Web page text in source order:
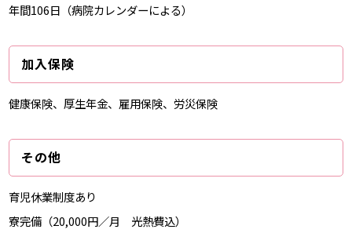
年間106日（病院カレンダーによる）
加入保険
健康保険、厚生年金、雇用保険、労災保険
その他
育児休業制度あり
寮完備（20,000円／月 光熱費込）